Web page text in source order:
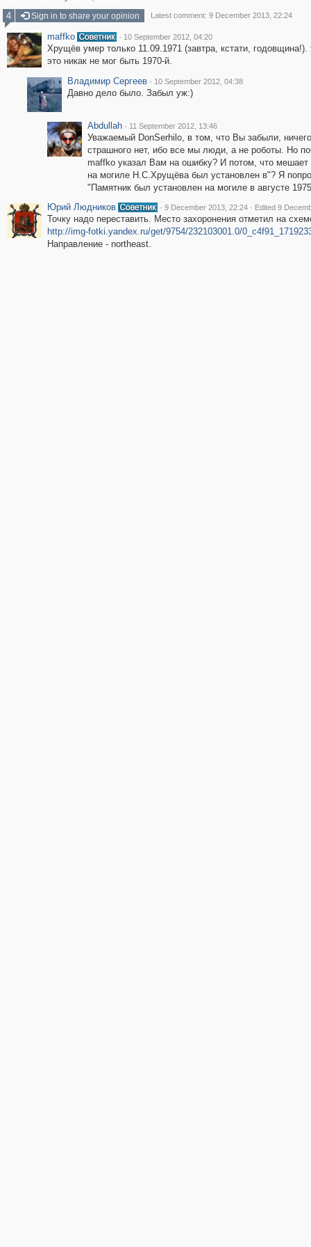
4
Sign in to share your opinion Latest comment: 9 December 2013, 22:24
maffko · 10 September 2012, 04:20
Хрущёв умер только 11.09.1971 (завтра, кстати, годовщина!).
это никак не мог быть 1970-й.
Владимир Сергеев · 10 September 2012, 04:38
Давно дело было. Забыл уж:)
Abdullah · 11 September 2012, 13:46
Уважаемый DonSerhilo, в том, что Вы забыли, ничего
страшного нет, ибо все мы люди, а не роботы. Но
maffko указал Вам на ошибку? И потом, что
на могиле Н.С.Хрущёва был установлен в"? Я
"Памятник был установлен на могиле в августе
Юрий Людников
· 9 December 2013, 22:24 · Edited 9
Точку надо переставить. Место захоронения отметил на
http://img-fotki.yandex.ru/get/9754/232103001.0/
Направление - northeast.